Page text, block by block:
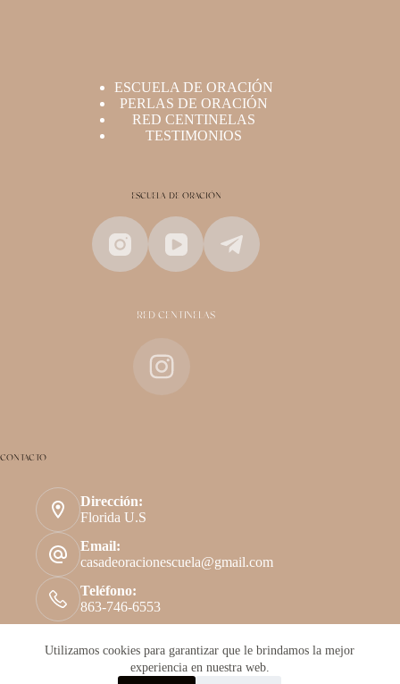
Utilizamos cookies para garantizar que le brindamos la mejor
experiencia en nuestra web.
ESCUELA DE ORACIÓN
PERLAS DE ORACIÓN
RED CENTINELAS
TESTIMONIOS
ESCUELA DE ORACIÓN
RED CENTINELAS
CONTACTO
Dirección:
Florida U.S
Email:
casadeoracionescuela@gmail.com
Teléfono:
863-746-6553